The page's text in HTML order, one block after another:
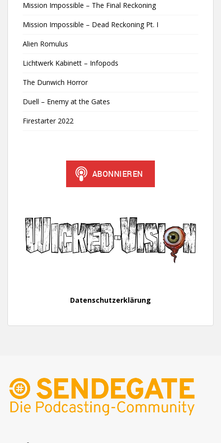
Mission Impossible – The Final Reckoning
Mission Impossible – Dead Reckoning Pt. I
Alien Romulus
Lichtwerk Kabinett – Infopods
The Dunwich Horror
Duell – Enemy at the Gates
Firestarter 2022
Datenschutzerklärung